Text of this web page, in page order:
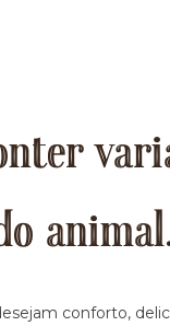
conforto,